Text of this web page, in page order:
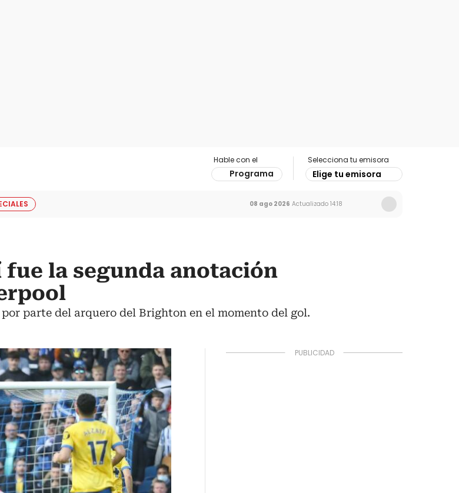
Hable con el
Programa
Selecciona tu emisora
Elige tu emisora
08 ago 2026 Actualizado 14:18
fue la segunda anotación
parte del arquero del Brighton en el momento del gol.